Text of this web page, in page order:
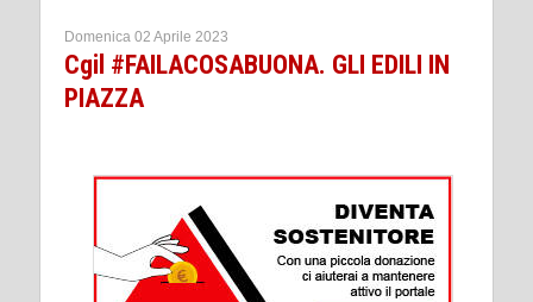
Domenica 02 Aprile 2023
Cgil #FAILACOSABUONA. GLI EDILI IN
PIAZZA